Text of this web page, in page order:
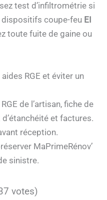
test d’infiltrométrie si
dispositifs coupe-feu EI
toute fuite de gaine ou
RGE et éviter un
de l’artisan, fiche de
et factures.
réception.
MaPrimeRénov’
sinistre.
votes)